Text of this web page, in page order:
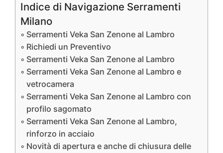
Indice di Navigazione Serramenti
Milano
Serramenti Veka San Zenone al Lambro
Richiedi un Preventivo
Serramenti Veka San Zenone al Lambro
Serramenti Veka San Zenone al Lambro e
vetrocamera
Serramenti Veka San Zenone al Lambro con
profilo sagomato
Serramenti Veka San Zenone al Lambro,
rinforzo in acciaio
Novità di apertura e anche di chiusura delle